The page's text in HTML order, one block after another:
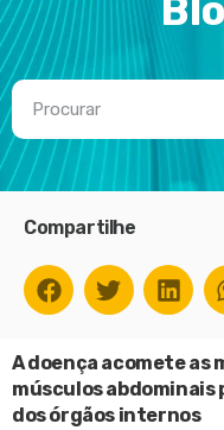
Compartilhe
A doença acomete as
músculos
dos órgãos internos